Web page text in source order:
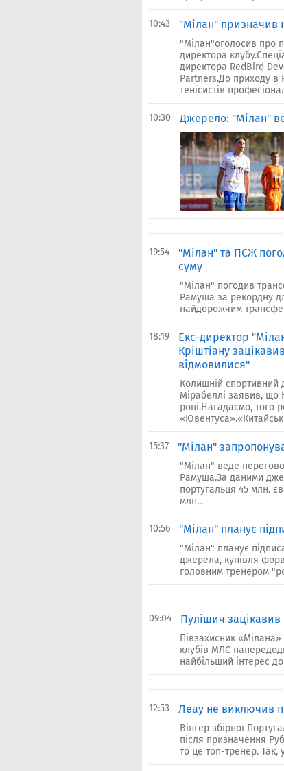
10:43 "Мілан" призначив
"Мілан"оголосив про
директора
директора RedBird
Partners.До приходу в
тенісистів
10:30 Джерело: "Мілан"
19:54
"Мілан" та ПСЖ
суму
"Мілан" погодив
Рамуша за рекордну
найдорожчим
18:19
Екс-директор
Кріштіану
відмовилися"
Колишній спортивний
Мірабеллі заявив, що
році.Нагадаємо, того
15:37 "Мілан"
"Мілан" веде
Рамуша.За даними
португальця 45 млн.
млн...
10:56 "Мілан" планує
"Мілан" планує
джерела, купівля
головним тренером
09:04 Пулішич
Півзахисник «Мілана»
клубів МЛС
найбільший інтерес
12:53 Леау не виключив
Вінгер збірної
після призначення
то це топ-тренер.